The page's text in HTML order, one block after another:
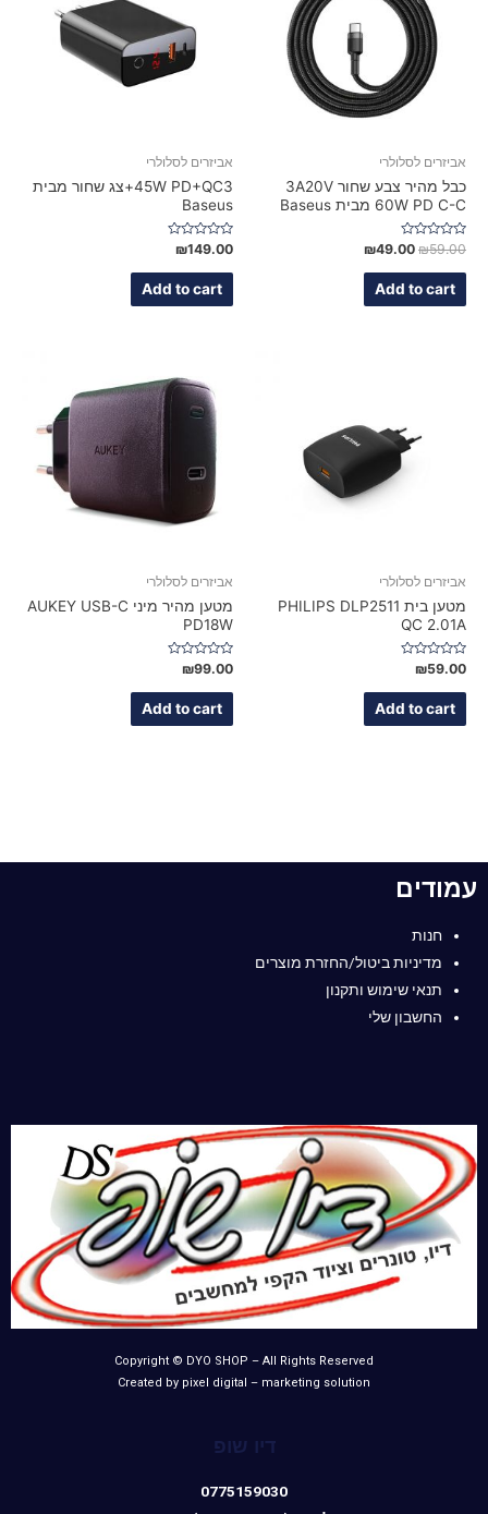
אביזרים לסלולרי
כבל מהיר צבע שחור 3A20V
60W PD C-C מבית Baseus
Rated
out
₪59.00
₪49.00
Add to cart
אביזרים לסלולרי
45W PD+QC3+צג שחור מבית
Baseus
Rated
0
out
₪149.00
Add to cart
אביזרים לסלולרי
מטען בית PHILIPS DLP2511
QC 2.01A
Rated
0
out
₪59.00
Add to cart
אביזרים לסלולרי
מטען מהיר מיני AUKEY USB-C
PD18W
Rated
0
out
₪99.00
Add to cart
עמודים
חנות
מדיניות ביטול/החזרת מוצרים
תנאי שימוש ותקנון
החשבון שלי
Copyright © DYO SHOP – All Rights Reserved
Created by pixel digital – marketing solution
דיו שופ
0775159030